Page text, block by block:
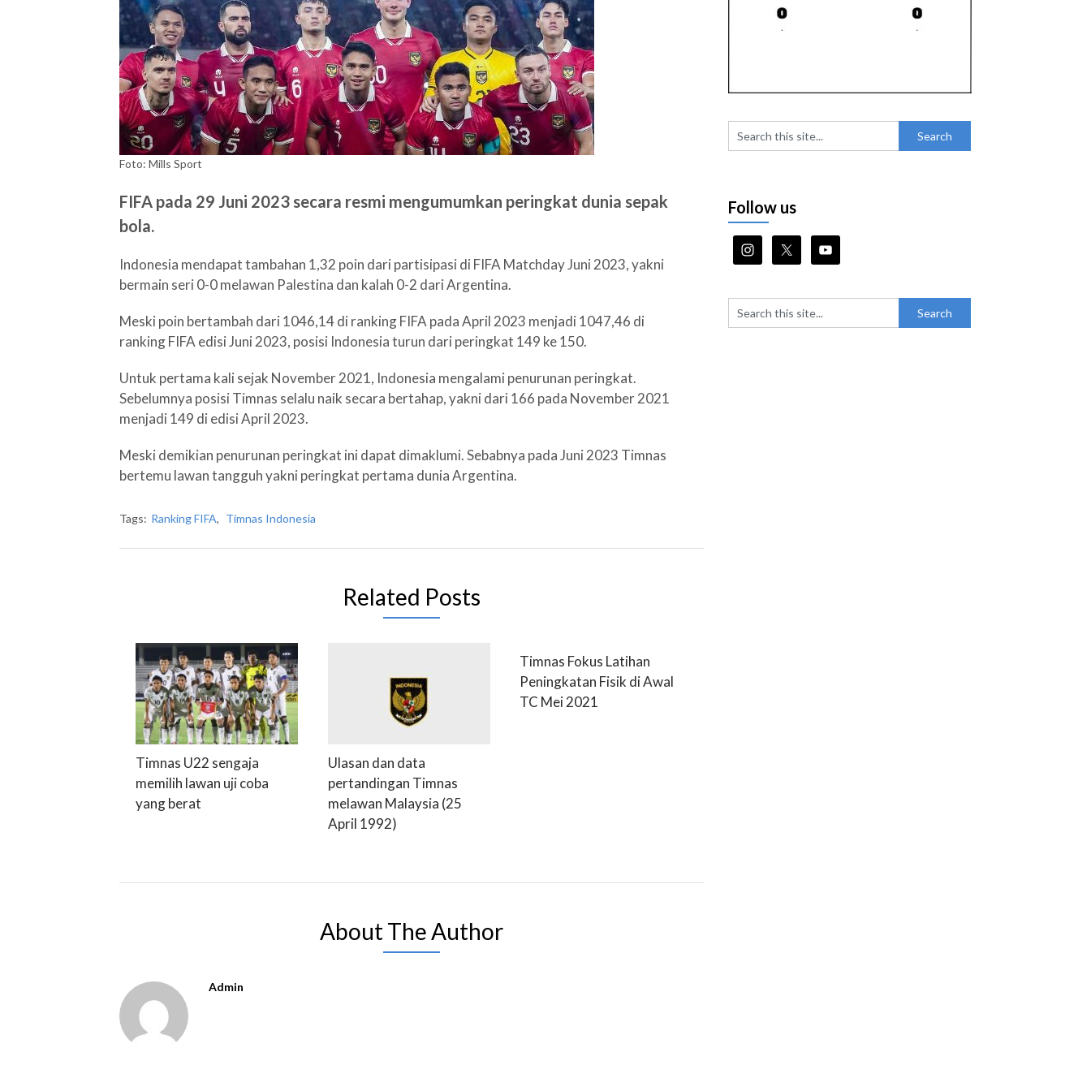
Foto: Mills Sport
FIFA pada 29 Juni 2023 secara resmi mengumumkan peringkat dunia sepak
bola.
Indonesia mendapat tambahan 1,32 poin dari partisipasi di FIFA Matchday Juni 2023, yakni
bermain seri 0-0 melawan Palestina dan kalah 0-2 dari Argentina.
Meski poin bertambah dari 1046,14 di ranking FIFA pada April 2023 menjadi 1047,46 di
ranking FIFA edisi Juni 2023, posisi Indonesia turun dari peringkat 149 ke 150.
Untuk pertama kali sejak November 2021, Indonesia mengalami penurunan peringkat.
Sebelumnya posisi Timnas selalu naik secara bertahap, yakni dari 166 pada November 2021
menjadi 149 di edisi April 2023.
Meski demikian penurunan peringkat ini dapat dimaklumi. Sebabnya pada Juni 2023 Timnas
bertemu lawan tangguh yakni peringkat pertama dunia Argentina.
Tags: Ranking FIFA, Timnas Indonesia
Related Posts
Timnas U22 sengaja
memilih lawan uji coba
yang berat
Ulasan dan data
pertandingan Timnas
melawan Malaysia (25
April 1992)
Timnas Fokus Latihan
Peningkatan Fisik di Awal
TC Mei 2021
About The Author
Admin
Follow us